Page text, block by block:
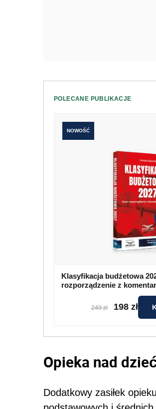
POLECANE PUBLIKACJE
NOWOŚĆ
Klasyfikacja budżetowa
rozporządzenie z
249 zł 198 zł
Opieka nad
Dodatkowy zasiłek